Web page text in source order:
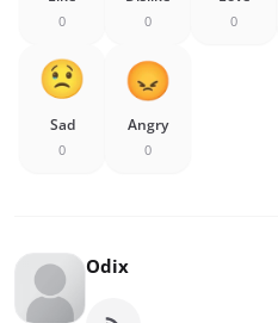
0 0 0
Sad
0
Angry
0
Odix